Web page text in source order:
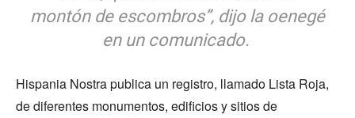
montón de escombros”, dijo la oenegé
en un comunicado.
Hispania Nostra publica un registro, llamado Lista Roja,
de diferentes monumentos, edificios y sitios de